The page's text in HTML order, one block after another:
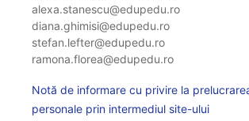
alexa.stanescu@edupedu.ro
diana.ghimisi@edupedu.ro
stefan.lefter@edupedu.ro
ramona.florea@edupedu.ro
Notă de informare cu privire la
personale prin intermediul site-ului